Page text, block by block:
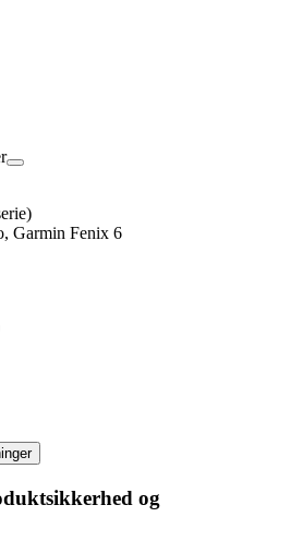
Garmin Fenix 6
og